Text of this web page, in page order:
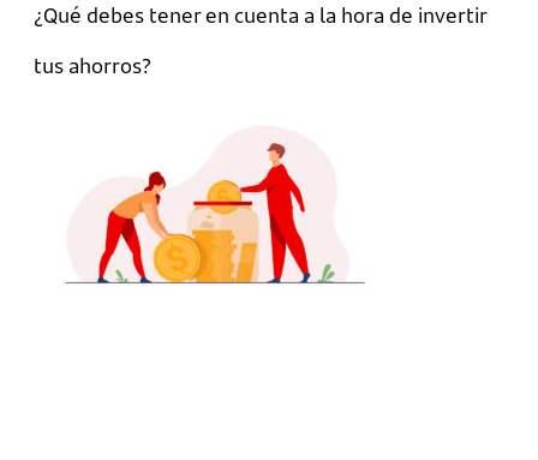
¿Qué debes tener en cuenta a la hora de invertir
tus ahorros?